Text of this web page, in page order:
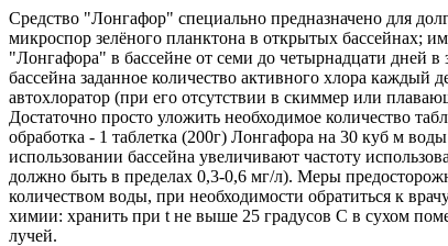
Средство "Лонгафор" специально предназначено для
микроспор зелёного планктона в открытых бассейнах;
"Лонгафора" в бассейне от семи до четырнадцати дней
бассейна заданное количество активного хлора каждый
автохлоратор (при его отсутствии в скиммер или
Достаточно просто уложить необходимое количество
обработка - 1 таблетка (200г) Лонгафора на 30 куб м
использовании бассейна увеличивают частоту
должно быть в пределах 0,3-0,6 мг/л). Меры
количеством воды, при необходимости обратиться к
химии: хранить при t не выше 25 градусов С в сухом
лучей.